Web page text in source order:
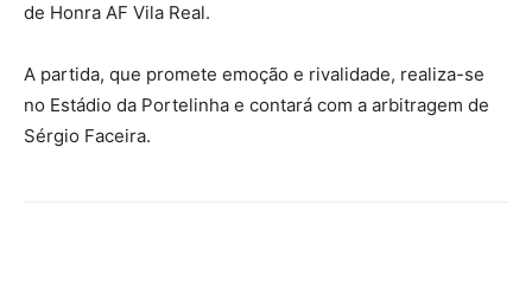
de Honra AF Vila Real.
A partida, que promete emoção e rivalidade, realiza-se
no Estádio da Portelinha e contará com a arbitragem de
Sérgio Faceira.